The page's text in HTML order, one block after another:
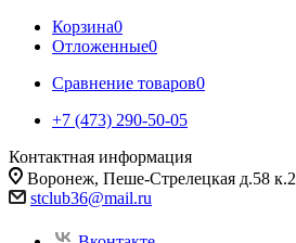
Корзина0
Отложенные0
Сравнение товаров0
+7 (473) 290-50-05
Контактная информация
Воронеж, Пеше-Стрелецкая д.58 к.2
stclub36@mail.ru